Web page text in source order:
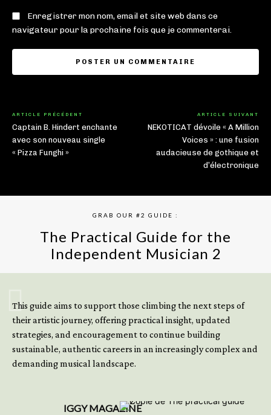
Enregistrer mon nom, email et site web dans ce
navigateur pour la prochaine fois que je commenterai.
ARTICLE PRÉCÉDENT
Captain B. Hindert enchante
avec son nouveau single
« Pizza Funghi »
ARTICLE SUIVANT
NEKOTICAT dévoile « A Million
Voices » : une fusion
audacieuse de gothique et
d’électronique
GRAB OUR #2 GUIDE :
The Practical Guide for the
Independent Musician 2
This guide aims to support those climbing the next steps of
their artistic journey, offering practical insight, updated
strategies, and encouragement to continue building
sustainable, authentic careers in an increasingly complex and
demanding musical landscape.
IGGY MAGAZINE